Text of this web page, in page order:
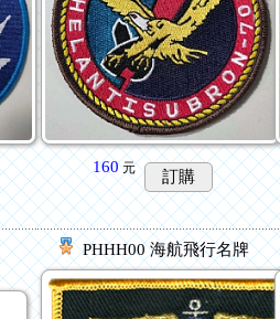
160元 訂購
PHHH00 海航飛行名牌